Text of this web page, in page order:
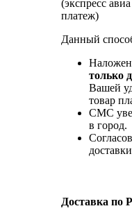
(экспресс
платеж)
Данный
только
Вашей
товар
СМС
в город.
Доставка по